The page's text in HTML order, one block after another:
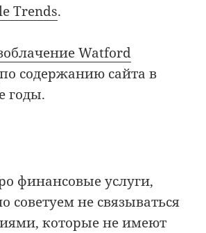
Trends.
Watford
по содержанию сайта в
годы.
финансовые услуги,
советуем не связываться
которые не имеют